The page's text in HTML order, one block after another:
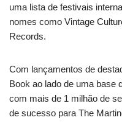
uma lista de festivais
nomes como Vintage
Records.
Com lançamentos de
Book ao lado de uma base
com mais de 1 milhão de
de sucesso para The